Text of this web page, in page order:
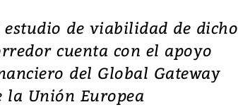
estudio de viabilidad de dicho
cuenta con el apoyo
del Global Gateway
la Unión Europea